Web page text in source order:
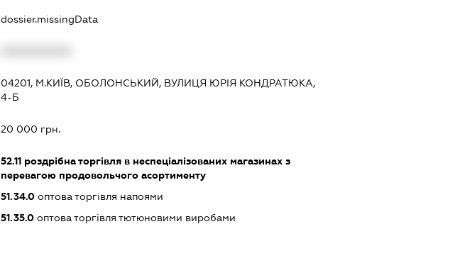
dossier.missingData
04201, М.КИЇВ, ОБОЛОНСЬКИЙ, ВУЛИЦЯ ЮРІЯ КОНДРАТЮКА,
4-Б
20 000 грн.
52.11 роздрібна торгівля в неспеціалізованих магазинах з
перевагою продовольчого асортименту
51.34.0 оптова торгівля напоями
51.35.0 оптова торгівля тютюновими виробами